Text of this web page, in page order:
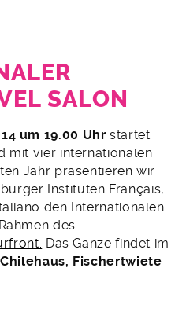
SALON
um 19.00 Uhr startet
mit vier internationalen
Jahr präsentieren wir
Instituten Français,
den Internationalen
des
Das Ganze findet im
Fischertwiete